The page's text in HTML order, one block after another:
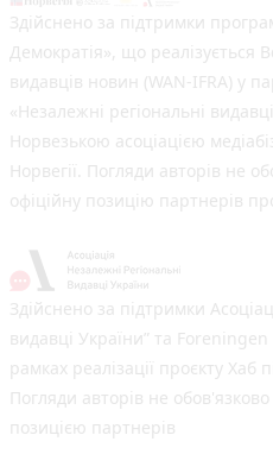
Здійснено за підтримки
Демократія», що реалізується
видавців новин (WAN-IFRA) у
«Незалежні регіональні
Норвезькою асоціацією
Норвегії. Погляди авторів не
офіційну позицію партнерів
Здійснено за підтримки
видавці України” та
рамках реалізації проєкту Хаб
Погляди авторів не
позицією партнерів